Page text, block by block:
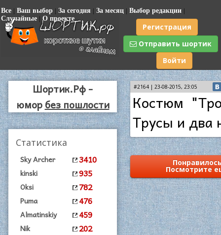
Все | Ваш выбор | За сегодня | За месяц | Выбор редакции |
Случайные | О проекте
Регистрация
Отправить шортик
Войти
Шортик.Рф -
юморбез пошлости
Статистика
Sky Archer 3410
kinski 935
Oksi 782
Puma 476
Almatinskiy 459
Nik 202
#2164 | 23-08-2015, 23:05
Костюм
Трусы и два
Посмотрите